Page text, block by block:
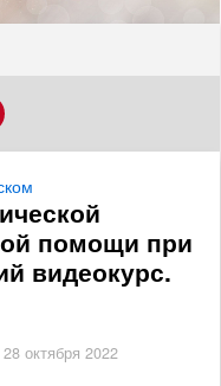
помощи при
видеокурс.
28 октября 2022